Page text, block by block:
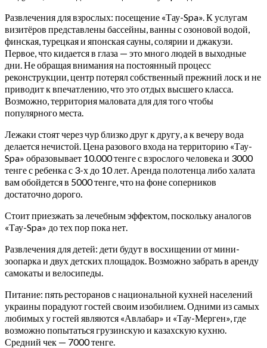
Развлечения для взрослых: посещение «Тау-Spa». К услугам
визитёров представлены бассейны, ванны с озоновой водой,
финская, турецкая и японская сауны, солярии и джакузи.
Первое, что кидается в глаза — это много людей в выходные
дни. Не обращая внимания на постоянный процесс
реконструкции, центр потерял собственный прежний лоск и не
приводит к впечатлению, что это отдых высшего класса.
Возможно, территория маловата для для того чтобы
популярного места.
Лежаки стоят через чур близко друг к другу, а к вечеру вода
делается нечистой. Цена разового входа на территорию «Тау-
Spa» образовывает 10.000 тенге с взрослого человека и 3000
тенге с ребенка с 3-х до 10 лет. Аренда полотенца либо халата
вам обойдется в 5000 тенге, что на фоне соперников
достаточно дорого.
Стоит приезжать за лечебным эффектом, поскольку аналогов
«Тау-Spa» до тех пор пока нет.
Развлечения для детей: дети будут в восхищении от мини-
зоопарка и двух детских площадок. Возможно забрать в аренду
самокаты и велосипеды.
Питание: пять ресторанов с национальной кухней населений
украины порадуют гостей своим изобилием. Одними из самых
любимых у гостей являются «Авлабар» и «Тау-Мерген», где
возможно попытаться грузинскую и казахскую кухню.
Средний чек — 7000 тенге.